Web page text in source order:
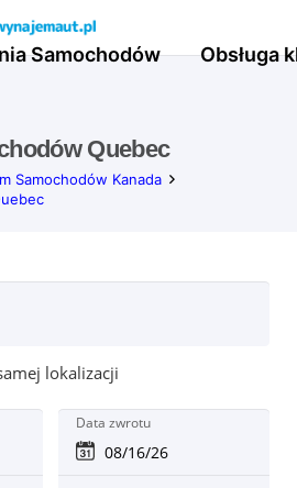
Samochodów Obsługa
Quebec
Samochodów Kanada
lokalizacji
Data zwrotu